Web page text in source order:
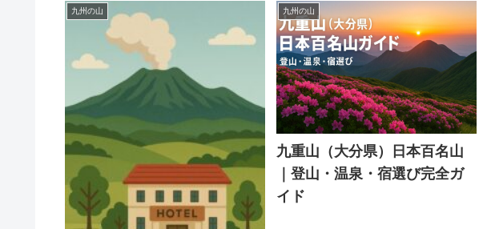
九州の山 九州の山
九重山（大分県）日本百名山
｜登山・温泉・宿選び完全ガ
イド